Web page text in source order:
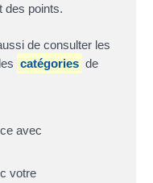
des points.
de consulter les
catégories de
avec
votre